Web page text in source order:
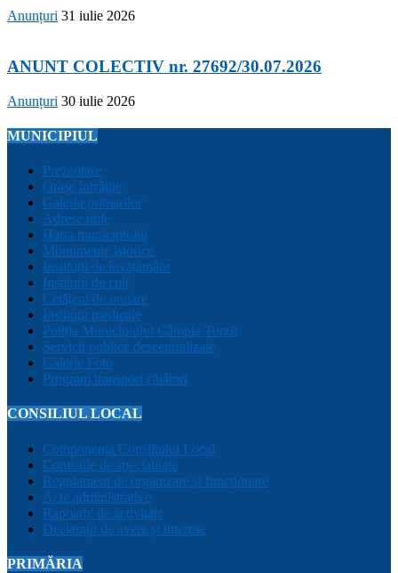
Anunțuri 31 iulie 2026
ANUNT COLECTIV nr. 27692/30.07.2026
Anunțuri 30 iulie 2026
MUNICIPIUL
Prezentare
Orașe înfrățite
Galeria primarilor
Adrese utile
Harta municipiului
Monumente istorice
Instituții de învățământ
Instituții de cult
Cetățeni de onoare
Instituții medicale
Poliția Municipiului Câmpia Turzii
Servicii publice descentralizate
Galerie Foto
Program transport călători
CONSILIUL LOCAL
Componența Consiliului Local
Comisiile de specialitate
Regulament de organizare și funcționare
Acte administrative
Rapoarte de activitate
Declarații de avere și interese
PRIMĂRIA